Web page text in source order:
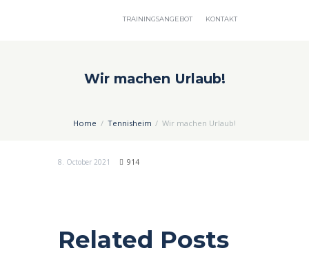
TRAININGSANGEBOT KONTAKT
Wir machen Urlaub!
Home Tennisheim Wir machen Urlaub!
8. October 2021 914
Related Posts